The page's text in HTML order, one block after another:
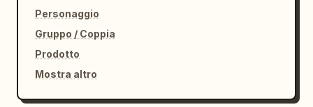
Personaggio
Gruppo / Coppia
Prodotto
Mostra altro